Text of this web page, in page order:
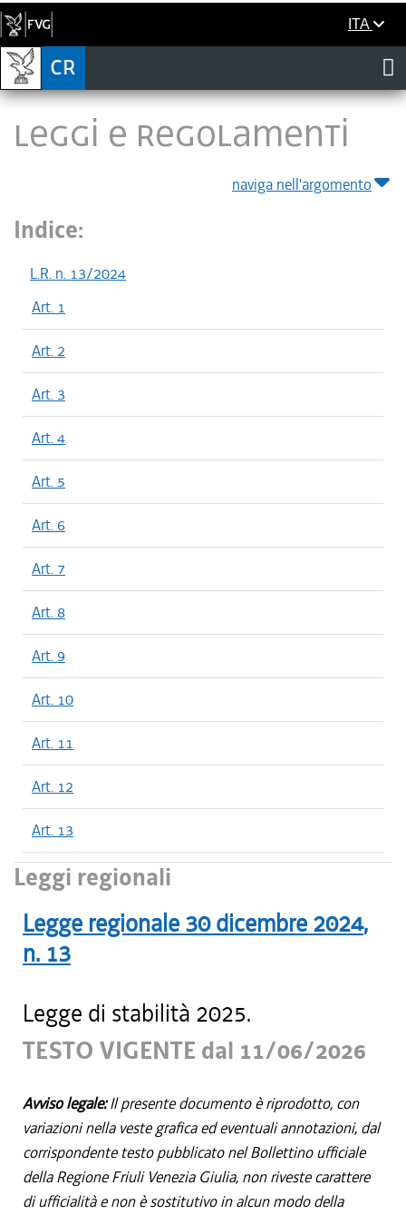
ITA
LEGGI E REGOLAMENTI
naviga nell'argomento
Indice:
L.R. n. 13/2024
Art. 1
Art. 2
Art. 3
Art. 4
Art. 5
Art. 6
Art. 7
Art. 8
Art. 9
Art. 10
Art. 11
Art. 12
Art. 13
Leggi regionali
Legge regionale 30 dicembre 2024,
n. 13
Legge di stabilità 2025.
TESTO VIGENTE dal 11/06/2026
Avviso legale:Il presente documento è riprodotto, con
variazioni nella veste grafica ed eventuali annotazioni, dal
corrispondente testo pubblicato nel Bollettino ufficiale
della Regione Friuli Venezia Giulia, non riveste carattere
di ufficialità e non è sostitutivo in alcun modo della